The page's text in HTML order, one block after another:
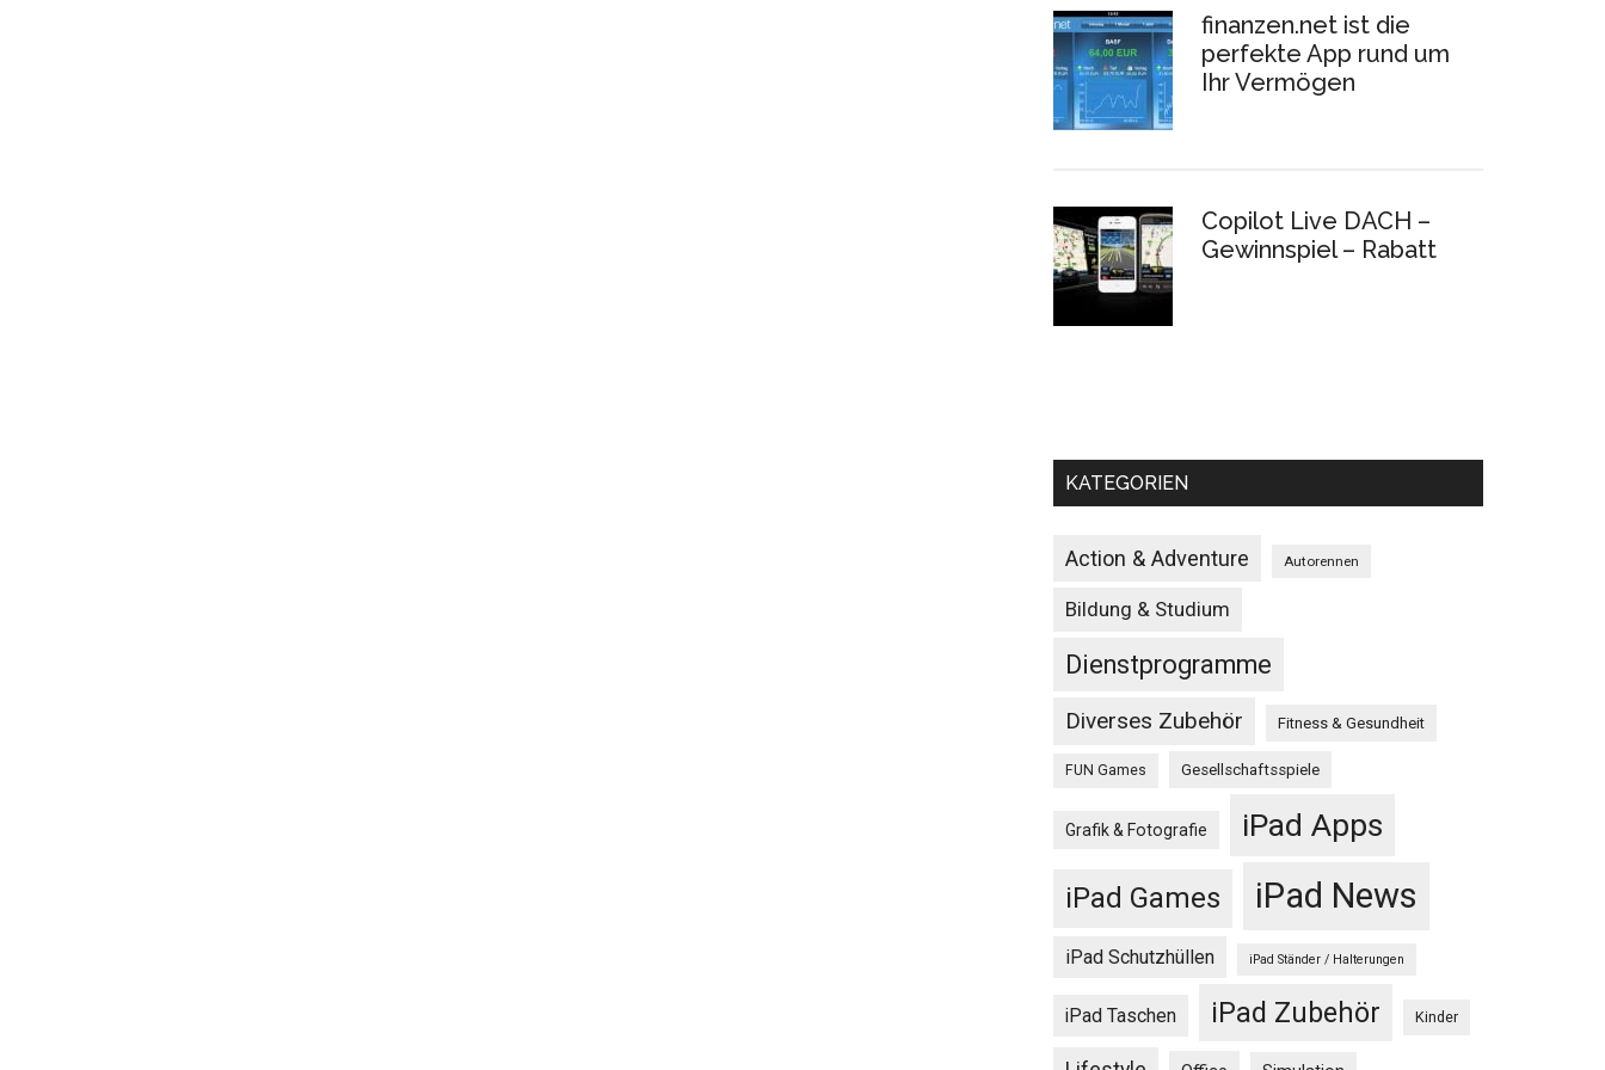
finanzen.net ist die
perfekte App rund um
Ihr Vermögen
Copilot Live DACH –
Gewinnspiel – Rabatt
KATEGORIEN
Action & Adventure Autorennen
Bildung & Studium
Dienstprogramme
Diverses Zubehör Fitness & Gesundheit
FUN Games Gesellschaftsspiele
Grafik & Fotografie iPad Apps
iPad Games iPad News
iPad Schutzhüllen iPad Ständer / Halterungen
iPad Taschen iPad Zubehör Kinder